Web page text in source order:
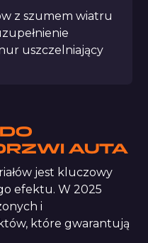
z szumem wiatru
uszczelniający
AUTA
jest kluczowy
efektu. W 2025
i
które gwarantują